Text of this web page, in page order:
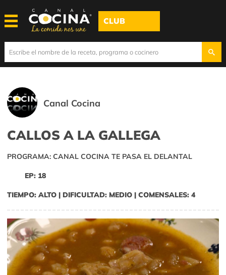
CLUB
Canal Cocina
CALLOS A LA GALLEGA
PROGRAMA: CANAL COCINA TE PASA EL DELANTAL
EP: 18
TIEMPO: ALTO | DIFICULTAD: MEDIO | COMENSALES: 4